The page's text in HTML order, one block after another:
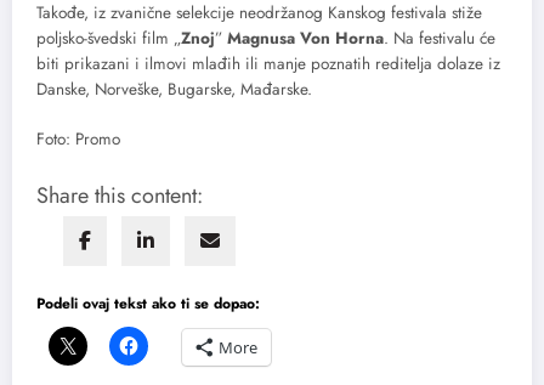
Takođe, iz zvanične selekcije neodržanog Kanskog festivala stiže
poljsko-švedski film „Znoj” Magnusa Von Horna. Na festivalu će
biti prikazani i ilmovi mlađih ili manje poznatih reditelja dolaze iz
Danske, Norveške, Bugarske, Mađarske.
Foto: Promo
Share this content:
Podeli ovaj tekst ako ti se dopao:
More